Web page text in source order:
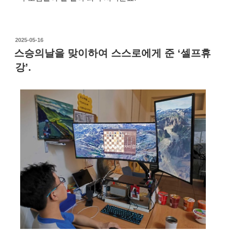
2025-05-16
스승의날을 맞이하여 스스로에게 준 ‘셀프휴
강’.